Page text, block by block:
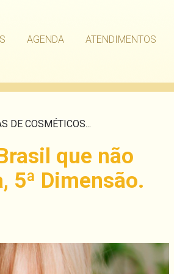
AGENDA ATENDIMENTOS
DE COSMÉTICOS...
que não
5ª Dimensão.